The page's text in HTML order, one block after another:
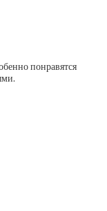
понравятся